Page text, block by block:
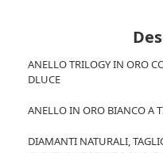
ANELLO TRILOGY IN ORO
DLUCE
ANELLO IN ORO BIANCO A
DIAMANTI NATURALI,